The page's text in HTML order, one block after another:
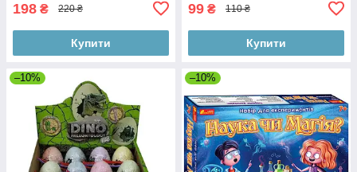
198 ₴ 220 ₴
Купити
99 ₴ 110 ₴
Купити
–10% –10%